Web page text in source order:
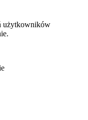
użytkowników